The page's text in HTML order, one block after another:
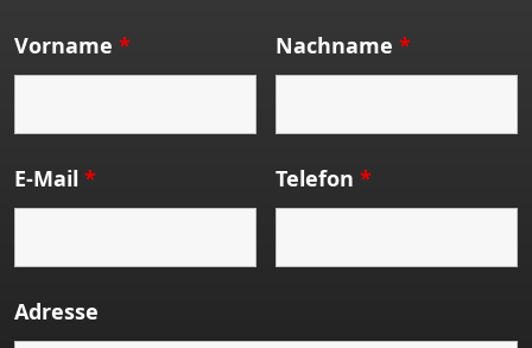
Vorname * Nachname *
E-Mail * Telefon *
Adresse